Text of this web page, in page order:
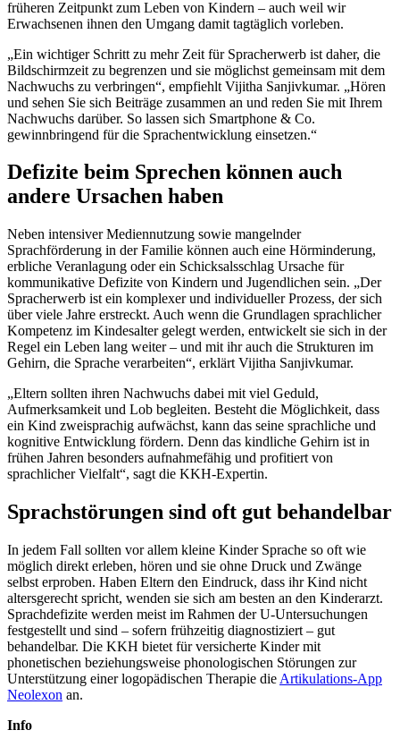
früheren Zeitpunkt zum Leben von Kindern – auch weil wir
Erwachsenen ihnen den Umgang damit tagtäglich vorleben.
„Ein wichtiger Schritt zu mehr Zeit für Spracherwerb ist daher, die
Bildschirmzeit zu begrenzen und sie möglichst gemeinsam mit dem
Nachwuchs zu verbringen“, empfiehlt Vijitha Sanjivkumar. „Hören
und sehen Sie sich Beiträge zusammen an und reden Sie mit Ihrem
Nachwuchs darüber. So lassen sich Smartphone & Co.
gewinnbringend für die Sprachentwicklung einsetzen.“
Defizite beim Sprechen können auch
andere Ursachen haben
Neben intensiver Mediennutzung sowie mangelnder
Sprachförderung in der Familie können auch eine Hörminderung,
erbliche Veranlagung oder ein Schicksalsschlag Ursache für
kommunikative Defizite von Kindern und Jugendlichen sein. „Der
Spracherwerb ist ein komplexer und individueller Prozess, der sich
über viele Jahre erstreckt. Auch wenn die Grundlagen sprachlicher
Kompetenz im Kindesalter gelegt werden, entwickelt sie sich in der
Regel ein Leben lang weiter – und mit ihr auch die Strukturen im
Gehirn, die Sprache verarbeiten“, erklärt Vijitha Sanjivkumar.
„Eltern sollten ihren Nachwuchs dabei mit viel Geduld,
Aufmerksamkeit und Lob begleiten. Besteht die Möglichkeit, dass
ein Kind zweisprachig aufwächst, kann das seine sprachliche und
kognitive Entwicklung fördern. Denn das kindliche Gehirn ist in
frühen Jahren besonders aufnahmefähig und profitiert von
sprachlicher Vielfalt“, sagt die KKH-Expertin.
Sprachstörungen sind oft gut behandelbar
In jedem Fall sollten vor allem kleine Kinder Sprache so oft wie
möglich direkt erleben, hören und sie ohne Druck und Zwänge
selbst erproben. Haben Eltern den Eindruck, dass ihr Kind nicht
altersgerecht spricht, wenden sie sich am besten an den Kinderarzt.
Sprachdefizite werden meist im Rahmen der U-Untersuchungen
festgestellt und sind – sofern frühzeitig diagnostiziert – gut
behandelbar. Die KKH bietet für versicherte Kinder mit
phonetischen beziehungsweise phonologischen Störungen zur
Unterstützung einer logopädischen Therapie die Artikulations-App
Neolexon an.
Info